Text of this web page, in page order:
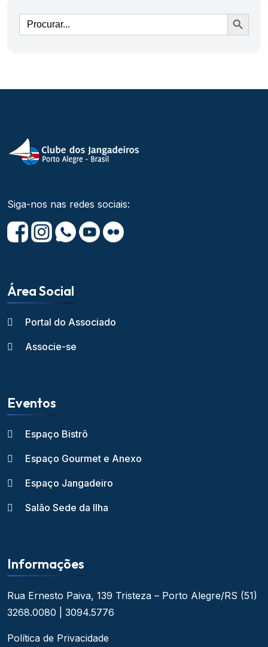
Ir
Siga-nos nas redes sociais:
Área Social
Portal do Associado
Associe-se
Eventos
Espaço Bistrô
Espaço Gourmet e Anexo
Espaço Jangadeiro
Salão Sede da Ilha
Informações
Rua Ernesto Paiva, 139 Tristeza – Porto Alegre/RS (51)
3268.0080 | 3094.5776
Política de Privacidade